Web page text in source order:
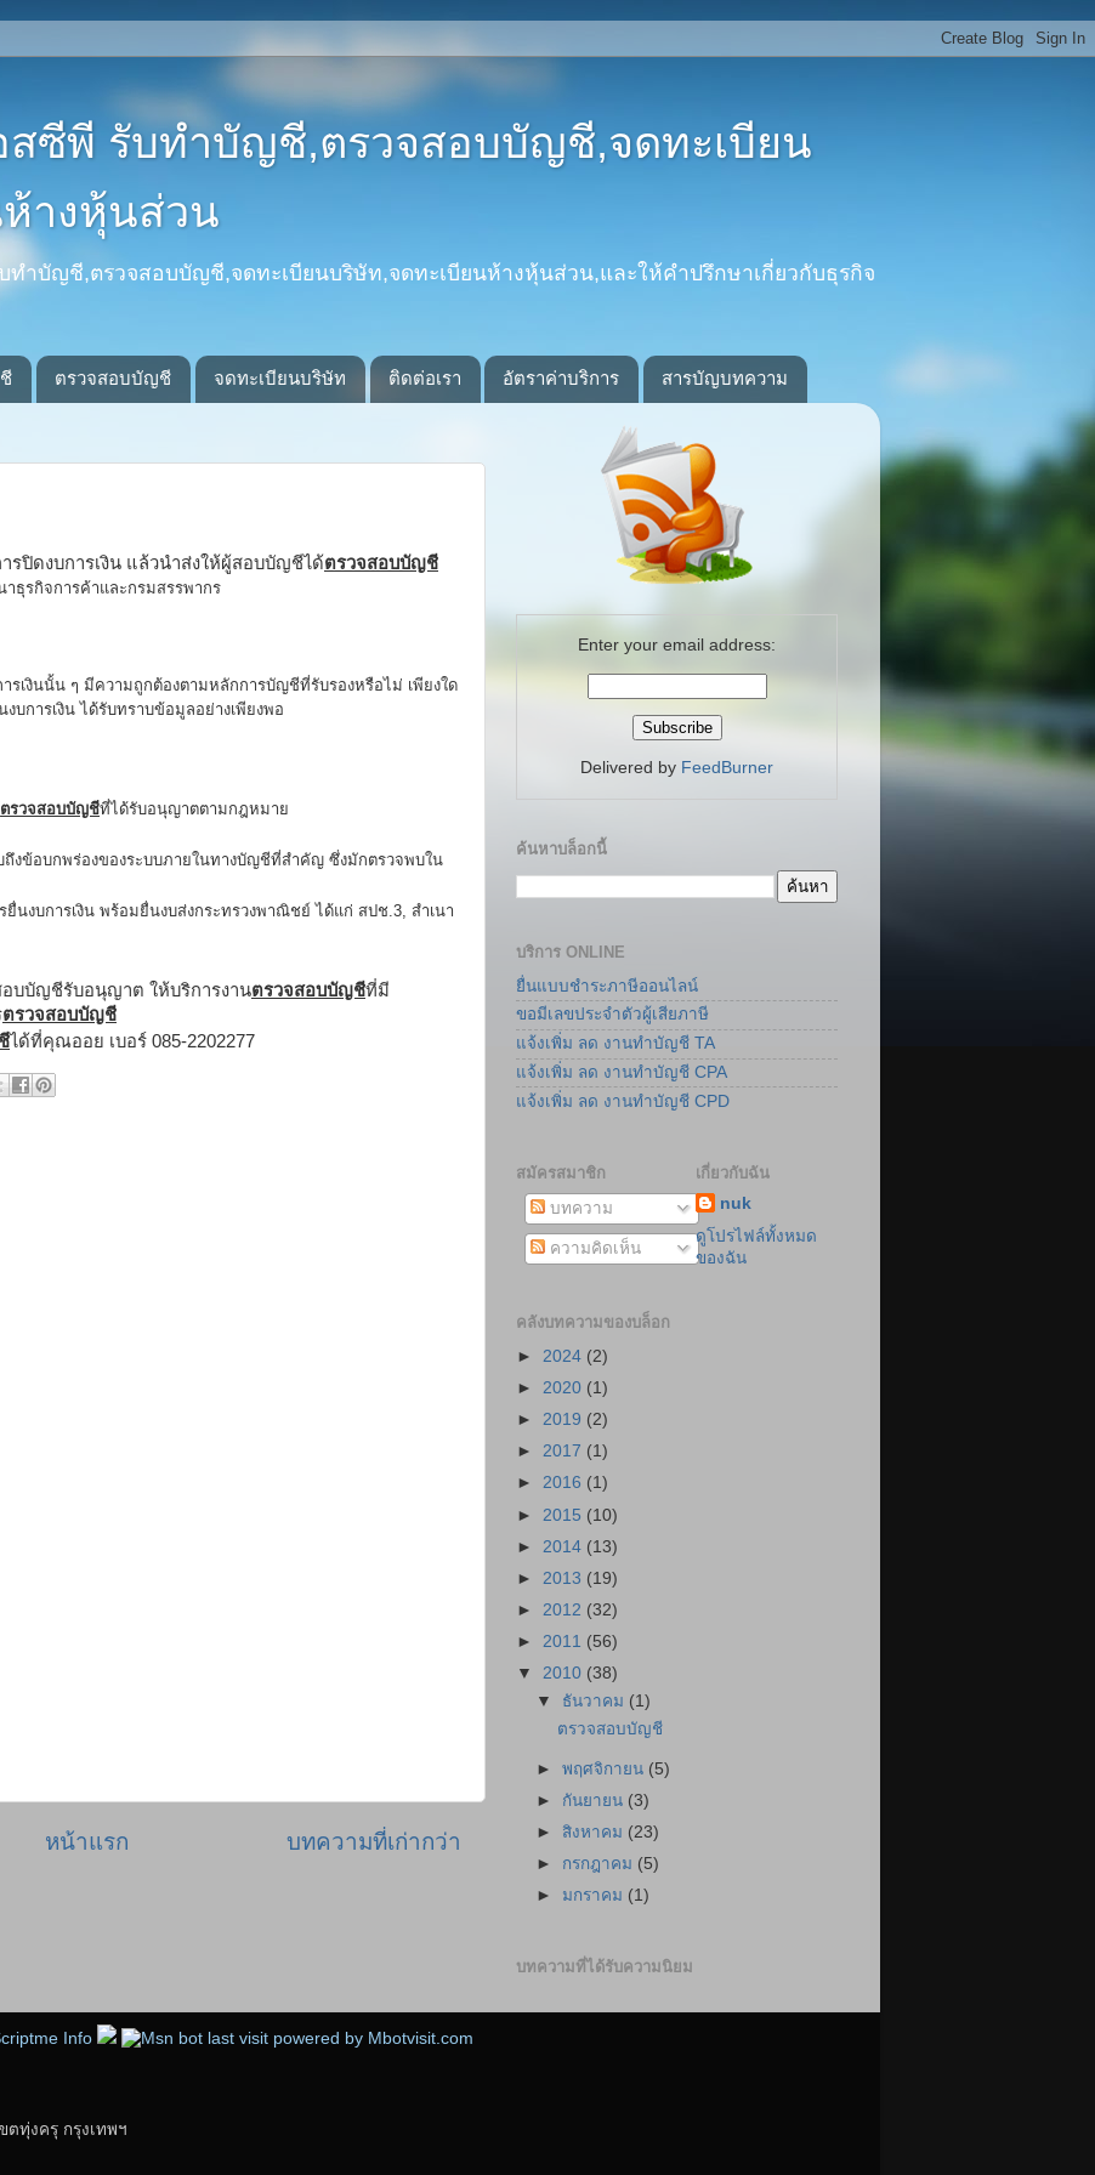
ซีพี รับทำบัญชี,ตรวจสอบบัญชี,จดทะเบียน
างหุ้นส่วน
ำบัญชี,ตรวจสอบบัญชี,จดทะเบียนบริษัท,จดทะเบียนห้างหุ้นส่วน,และให้คำปรึกษาเกี่ยวกับธุรกิจ
ตรวจสอบบัญชี จดทะเบียนบริษัท ติดต่อเรา อัตราค่าบริการ สารบัญบทความ
ปิดงบการเงิน แล้วนำส่งให้ผู้สอบบัญชีได้ตรวจสอบบัญชี
ธุรกิจการค้าและกรมสรรพากร
รเงินนั้น ๆ มีความถูกต้องตามหลักการบัญชีที่รับรองหรือไม่ เพียงใด
บการเงิน ได้รับทราบข้อมูลอย่างเพียงพอ
ตรวจสอบบัญชีที่ได้รับอนุญาตตามกฎหมาย
ถึงข้อบกพร่องของระบบภายในทางบัญชีที่สำคัญ ซึ่งมักตรวจพบใน
ยื่นงบการเงิน พร้อมยื่นงบส่งกระทรวงพาณิชย์ ได้แก่ สปช.3, สำเนา
บบัญชีรับอนุญาต ให้บริการงานตรวจสอบบัญชีที่มี
ตรวจสอบบัญชี
ได้ที่คุณออย เบอร์ 085-2202277
บทความที่เก่ากว่า
หน้าแรก
Enter your email address:
Delivered by FeedBurner
ค้นหาบล็อกนี้
บริการ ONLINE
ยื่นแบบชำระภาษีออนไลน์
ขอมีเลขประจำตัวผู้เสียภาษี
แจ้งเพิ่ม ลด งานทำบัญชี TA
แจ้งเพิ่ม ลด งานทำบัญชี CPA
แจ้งเพิ่ม ลด งานทำบัญชี CPD
สมัครสมาชิก
บทความ
ความคิดเห็น
เกี่ยวกับฉัน
nuk
ดูโปรไฟล์ทั้งหมด
ของฉัน
คลังบทความของบล็อก
► 2024 (2)
► 2020 (1)
► 2019 (2)
► 2017 (1)
► 2016 (1)
► 2015 (10)
► 2014 (13)
► 2013 (19)
► 2012 (32)
► 2011 (56)
▼ 2010 (38)
▼ ธันวาคม (1)
ตรวจสอบบัญชี
►พฤศจิกายน (5)
► กันยายน (3)
► สิงหาคม (23)
► กรกฎาคม (5)
► มกราคม (1)
บทความที่ได้รับความนิยม
ทุ่งครุ กรุงเทพฯ